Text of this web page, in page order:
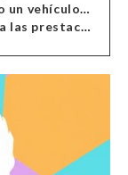
Cinco heridos al caer por un barranco un vehículo en Alcolea
Detenido un matrimonio que cobraba las prestaciones de ilegales en Almería, Granada, Málaga, Huelva y Murcia